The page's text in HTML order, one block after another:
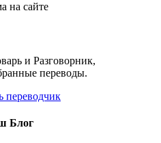
на сайте
и Разговорник,
переводы.
Блог